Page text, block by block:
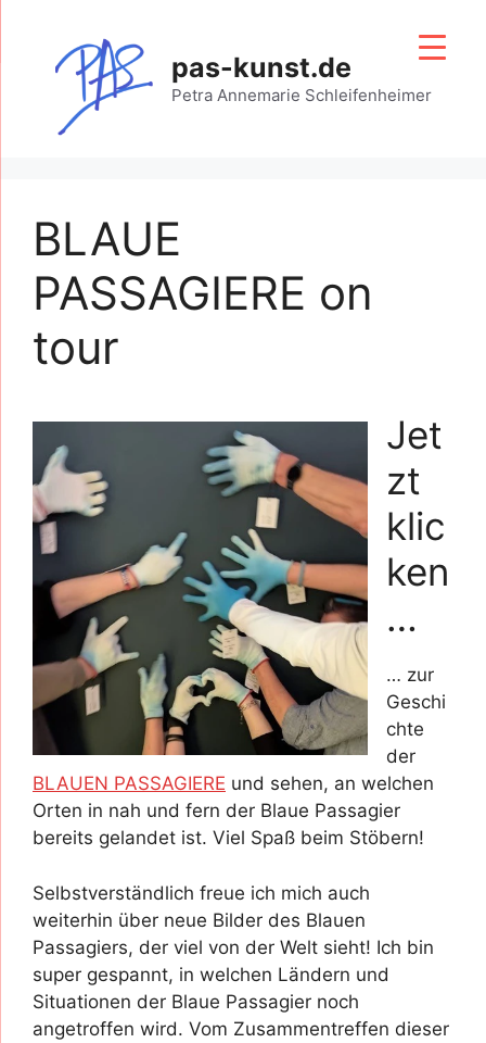
springen
pas-kunst.de
Petra Annemarie Schleifenheimer
BLAUE
PASSAGIERE on
tour
Jet
zt
klic
ken
…
… zur
Geschi
chte
der
BLAUEN PASSAGIERE und sehen, an welchen
Orten in nah und fern der Blaue Passagier
bereits gelandet ist. Viel Spaß beim Stöbern!
Selbstverständlich freue ich mich auch
weiterhin über neue Bilder des Blauen
Passagiers, der viel von der Welt sieht! Ich bin
super gespannt, in welchen Ländern und
Situationen der Blaue Passagier noch
angetroffen wird. Vom Zusammentreffen dieser